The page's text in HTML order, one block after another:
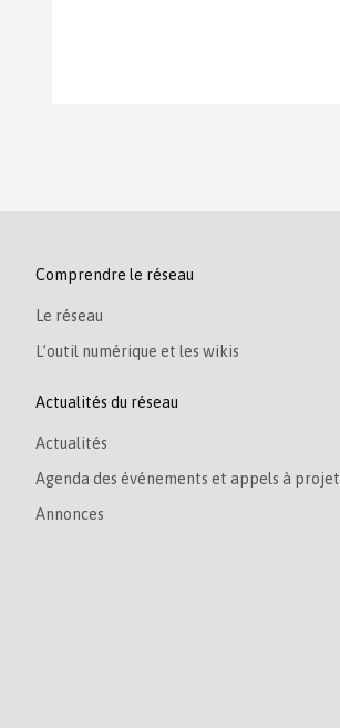
Comprendre le réseau
Le réseau
L’outil numérique et les wikis
Actualités du réseau
Actualités
Agenda des événements et appels à projet
Annonces